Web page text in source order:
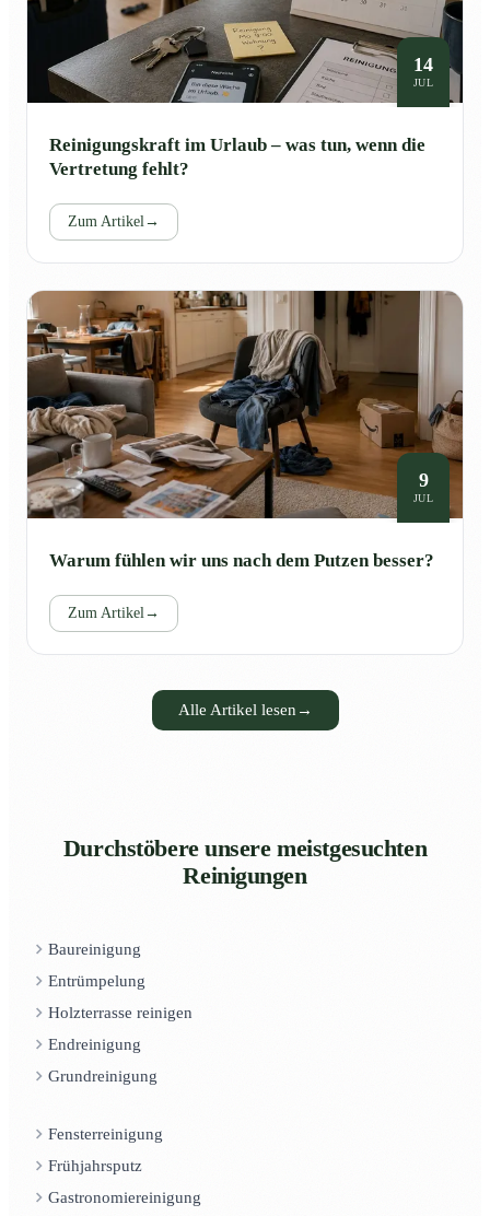
14
JUL
Reinigungskraft im Urlaub – was tun, wenn die
Vertretung fehlt?
Zum Artikel →
9
JUL
Warum fühlen wir uns nach dem Putzen besser?
Zum Artikel →
Alle Artikel lesen →
Durchstöbere unsere meistgesuchten
Reinigungen
Baureinigung
Entrümpelung
Holzterrasse reinigen
Endreinigung
Grundreinigung
Fensterreinigung
Frühjahrsputz
Gastronomiereinigung